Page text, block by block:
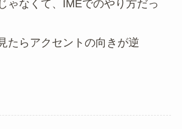
ゃなくて、IMEでのやり方だっ
たらアクセントの向きが逆